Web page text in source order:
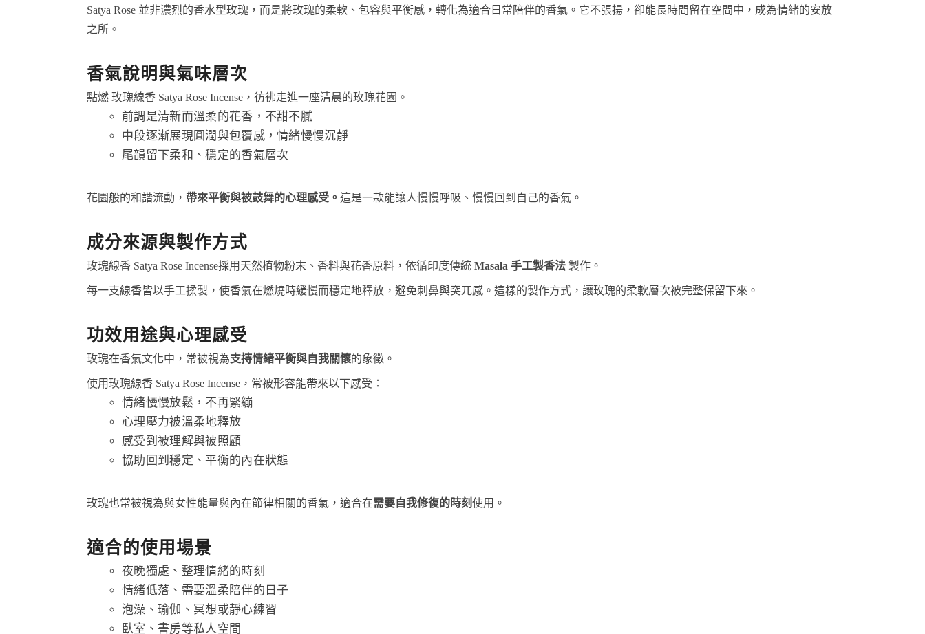
Satya Rose 並非濃烈的香水型玫瑰，而是將玫瑰的柔軟、包容與平衡感，轉化為適合日常陪伴的香氣。它不張揚，卻能長時間留在空間中，成為情緒的安放
之所。
香氣說明與氣味層次
點燃 玫瑰線香 Satya Rose Incense，彷彿走進一座清晨的玫瑰花園。
前調是清新而溫柔的花香，不甜不膩
中段逐漸展現圓潤與包覆感，情緒慢慢沉靜
尾韻留下柔和、穩定的香氣層次
花園般的和諧流動， 帶來平衡與被鼓舞的心理感受。 這是一款能讓人慢慢呼吸、慢慢回到自己的香氣。
成分來源與製作方式
玫瑰線香 Satya Rose Incense採用天然植物粉末、香料與花香原料，依循印度傳統 Masala 手工製香法 製作。
每一支線香皆以手工揉製，使香氣在燃燒時緩慢而穩定地釋放，避免刺鼻與突兀感。這樣的製作方式，讓玫瑰的柔軟層次被完整保留下來。
功效用途與心理感受
玫瑰在香氣文化中，常被視為支持情緒平衡與自我關懷的象徵。
使用玫瑰線香 Satya Rose Incense，常被形容能帶來以下感受：
情緒慢慢放鬆，不再緊繃
心理壓力被溫柔地釋放
感受到被理解與被照顧
協助回到穩定、平衡的內在狀態
玫瑰也常被視為與女性能量與內在節律相關的香氣，適合在需要自我修復的時刻使用。
適合的使用場景
夜晚獨處、整理情緒的時刻
情緒低落、需要溫柔陪伴的日子
泡澡、瑜伽、冥想或靜心練習
臥室、書房等私人空間